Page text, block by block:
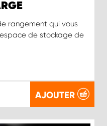
rangement qui vous
de stockage de
AJOUTER